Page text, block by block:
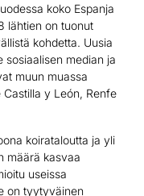
koko Espanja
lähtien on tuonut
kohdetta. Uusia
sosiaalisen median ja
muun muassa
y León, Renfe
koirataloutta ja yli
määrä kasvaa
useissa
on tyytyväinen